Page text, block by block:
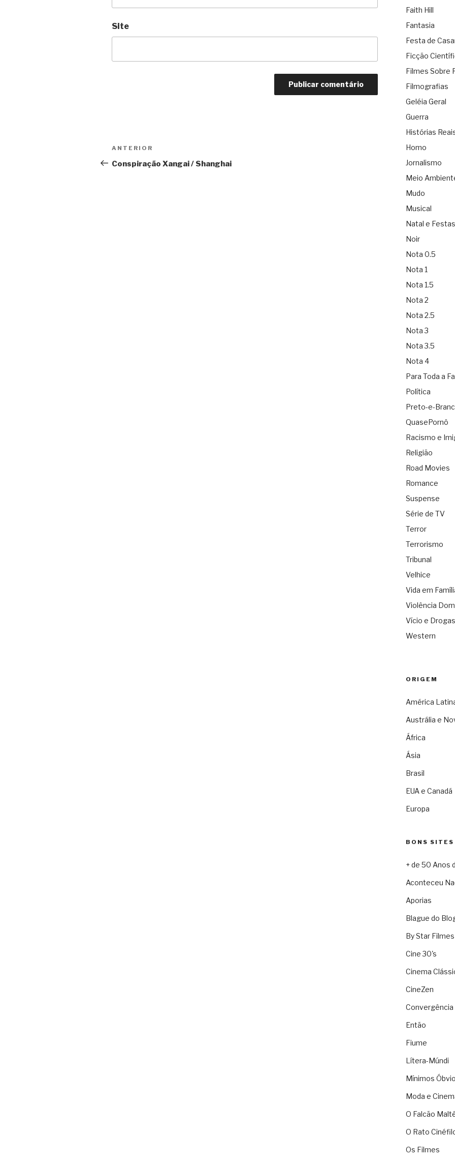
Site
Navegação
de
Anterior
ANTERIOR
Conspiração Xangai / Shanghai
Faith Hill
Fantasia
Festa de
Ficção
Filmes Sobre
Filmografias
Geléia Geral
Guerra
Histórias
Homo
Jornalismo
Meio
Mudo
Musical
Natal e Festas
Noir
Nota 0.5
Nota 1
Nota 1.5
Nota 2
Nota 2.5
Nota 3
Nota 3.5
Nota 4
Para Toda a
Política
Preto-e-
QuasePornô
Racismo e
Religião
Road Movies
Romance
Suspense
Série de TV
Terror
Terrorismo
Tribunal
Velhice
Vida em
Violência
Vício e Drogas
Western
ORIGEM
América
Austrália e
África
Ásia
Brasil
EUA e Canadá
Europa
BONS SITES
+ de 50 Anos
Aconteceu
Aporias
Blague do
By Star Filmes
Cine 30's
Cinema
CineZen
Convergência
Então
Fiume
Lítera-Múndi
Mínimos
Moda e
O Falcão
O Rato
Os Filmes